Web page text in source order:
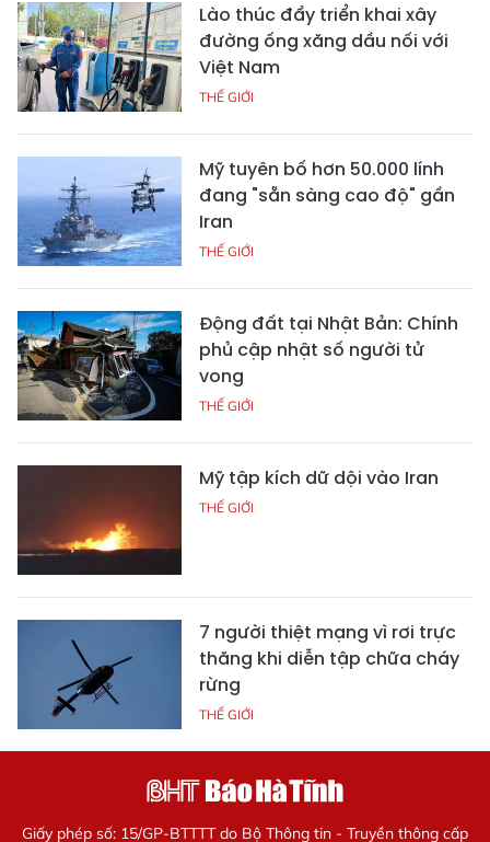
Lào thúc đẩy triển khai xây
đường ống xăng dầu nối với
Việt Nam
THẾ GIỚI
Mỹ tuyên bố hơn 50.000 lính
đang "sẵn sàng cao độ" gần
Iran
THẾ GIỚI
Động đất tại Nhật Bản: Chính
phủ cập nhật số người tử
vong
THẾ GIỚI
Mỹ tập kích dữ dội vào Iran
THẾ GIỚI
7 người thiệt mạng vì rơi trực
thăng khi diễn tập chữa cháy
rừng
THẾ GIỚI
Giấy phép số: 15/GP-BTTTT do Bộ Thông tin - Truyền thông cấp